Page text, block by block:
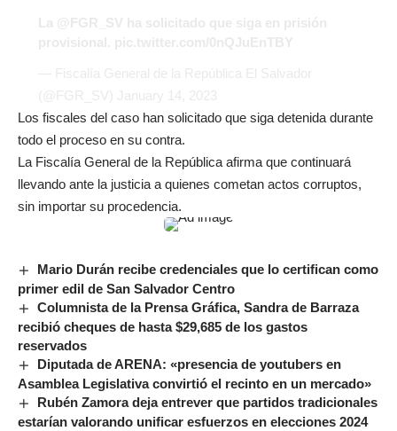
Los fiscales del caso han solicitado que siga detenida durante
todo el proceso en su contra.
La Fiscalía General de la República afirma que continuará
llevando ante la justicia a quienes cometan actos corruptos,
sin importar su procedencia.
Mario Durán recibe credenciales que lo certifican como
primer edil de San Salvador Centro
Columnista de la Prensa Gráfica, Sandra de Barraza
recibió cheques de hasta $29,685 de los gastos
reservados
Diputada de ARENA: «presencia de youtubers en
Asamblea Legislativa convirtió el recinto en un mercado»
Rubén Zamora deja entrever que partidos tradicionales
estarían valorando unificar esfuerzos en elecciones 2024